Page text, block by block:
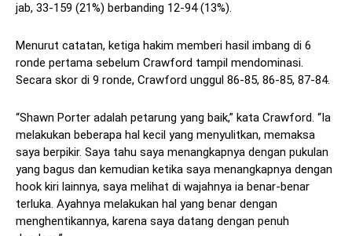
jab, 33-159 (21%) berbanding 12-94 (13%).
Menurut catatan, ketiga hakim memberi hasil imbang di 6
ronde pertama sebelum Crawford tampil mendominasi.
Secara skor di 9 ronde, Crawford unggul 86-85, 86-85, 87-84.
“Shawn Porter adalah petarung yang baik,” kata Crawford. “Ia
melakukan beberapa hal kecil yang menyulitkan, memaksa
saya berpikir. Saya tahu saya menangkapnya dengan pukulan
yang bagus dan kemudian ketika saya menangkapnya dengan
hook kiri lainnya, saya melihat di wajahnya ia benar-benar
terluka. Ayahnya melakukan hal yang benar dengan
menghentikannya, karena saya datang dengan penuh